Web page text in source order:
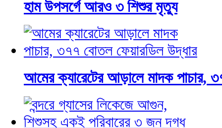
হাম উপসর্গে আরও ৩ শিশুর মৃত্যু
আমের ক্যারেটের আড়ালে মাদক পাচার,